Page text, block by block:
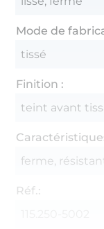
Mode de
tissé
Finition :
teint avant
ferme,
Réf.: